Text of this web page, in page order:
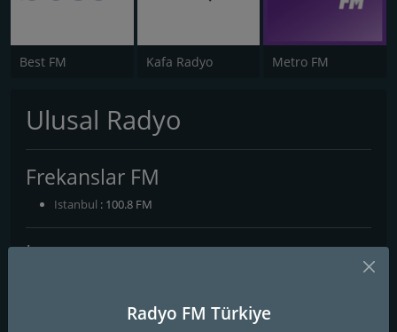
Best FM Kafa Radyo Metro FM
Ulusal Radyo
Frekanslar FM
Istanbul : 100.8 FM
İletişim Bilgileri
Radyo FM Türkiye